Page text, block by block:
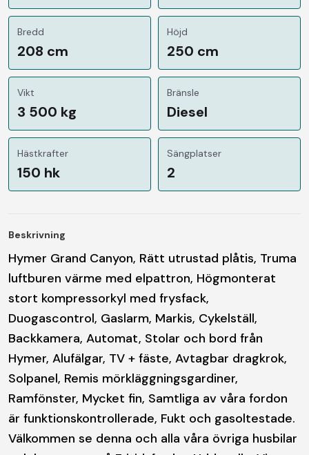
Bredd
208 cm
Höjd
250 cm
Vikt
3 500 kg
Bränsle
Diesel
Hästkrafter
150 hk
Sängplatser
2
Beskrivning
Hymer Grand Canyon, Rätt utrustad plåtis, Truma
luftburen värme med elpattron, Högmonterat
stort kompressorkyl med frysfack,
Duogascontrol, Gaslarm, Markis, Cykelställ,
Backkamera, Automat, Stolar och bord från
Hymer, Alufälgar, TV + fäste, Avtagbar dragkrok,
Solpanel, Remis mörkläggningsgardiner,
Ramfönster, Mycket fin, Samtliga av våra fordon
är funktionskontrollerade, Fukt och gasoltestade.
Välkommen se denna och alla våra övriga husbilar